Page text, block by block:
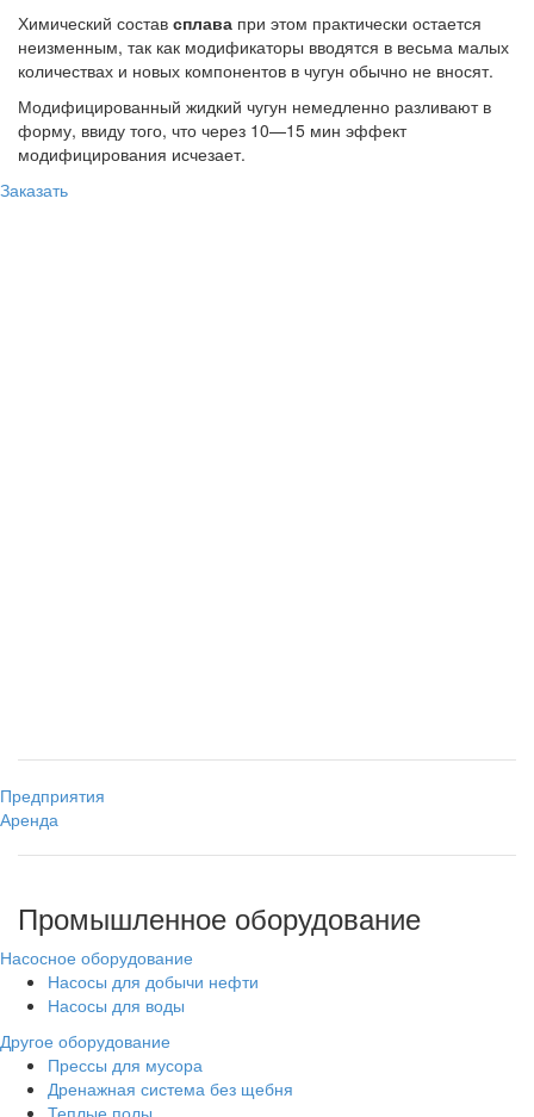
Химический состав сплава при этом практически остается
неизменным, так как модификаторы вводятся в весьма малых
количествах и новых компонентов в чугун обычно не вносят.
Модифицированный жидкий чугун немедленно разливают в
форму, ввиду того, что через 10—15 мин эффект
модифицирования исчезает.
Заказать
Предприятия
Аренда
Промышленное оборудование
Насосное оборудование
Насосы для добычи нефти
Насосы для воды
Другое оборудование
Прессы для мусора
Дренажная система без щебня
Теплые полы